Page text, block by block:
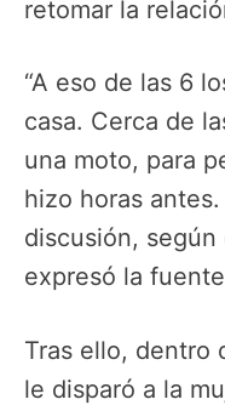
retomar la
“A eso de las 6
casa. Cerca de
una moto, para
hizo horas
discusión, según
expresó la
Tras ello, dentro
le disparó a la